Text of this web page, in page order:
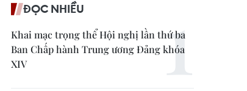
ĐỌC NHIỀU
Khai mạc trọng thể Hội nghị lần thứ ba
Ban Chấp hành Trung ương Đảng khóa
XIV